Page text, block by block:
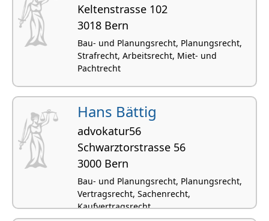
Keltenstrasse 102
3018 Bern
Bau- und Planungsrecht, Planungsrecht,
Strafrecht, Arbeitsrecht, Miet- und
Pachtrecht
Hans Bättig
advokatur56
Schwarztorstrasse 56
3000 Bern
Bau- und Planungsrecht, Planungsrecht,
Vertragsrecht, Sachenrecht,
Kaufvertragsrecht